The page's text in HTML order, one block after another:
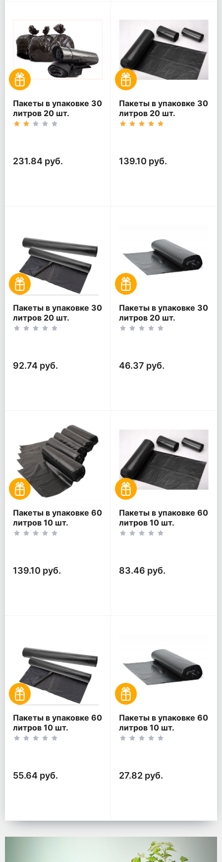
Пакеты в упаковке 30
литров 20 шт.
(20шт*5рул)
231.84 руб.
Пакеты в упаковке 30
литров 20 шт.
(20шт*3рул)
139.10 руб.
Пакеты в упаковке 30
литров 20 шт.
(20шт*2рул)
92.74 руб.
Пакеты в упаковке 30
литров 20 шт.
(20шт*1рул)
46.37 руб.
Пакеты в упаковке 60
литров 10 шт.
(10шт*5рул)
139.10 руб.
Пакеты в упаковке 60
литров 10 шт.
(10шт*3рул)
83.46 руб.
Пакеты в упаковке 60
литров 10 шт.
(10шт*2рул)
55.64 руб.
Пакеты в упаковке 60
литров 10 шт.
(10шт*1рул)
27.82 руб.